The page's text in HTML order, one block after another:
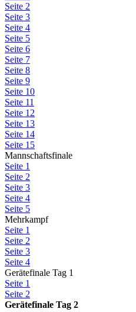
Seite 2
Seite 3
Seite 4
Seite 5
Seite 6
Seite 7
Seite 8
Seite 9
Seite 10
Seite 11
Seite 12
Seite 13
Seite 14
Seite 15
Mannschaftsfinale
Seite 1
Seite 2
Seite 3
Seite 4
Seite 5
Mehrkampf
Seite 1
Seite 2
Seite 3
Seite 4
Gerätefinale Tag 1
Seite 1
Seite 2
Gerätefinale Tag 2